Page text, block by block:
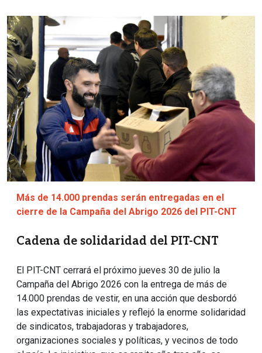
Imagen
Más de 14.000 prendas serán entregadas en el
cierre de la Campaña del Abrigo 2026 del PIT-CNT
Cadena de solidaridad del PIT-CNT
El PIT-CNT cerrará el próximo jueves 30 de julio la
Campaña del Abrigo 2026 con la entrega de más de
14.000 prendas de vestir, en una acción que desbordó
las expectativas iniciales y reflejó la enorme solidaridad
de sindicatos, trabajadoras y trabajadores,
organizaciones sociales y políticas, y vecinos de todo